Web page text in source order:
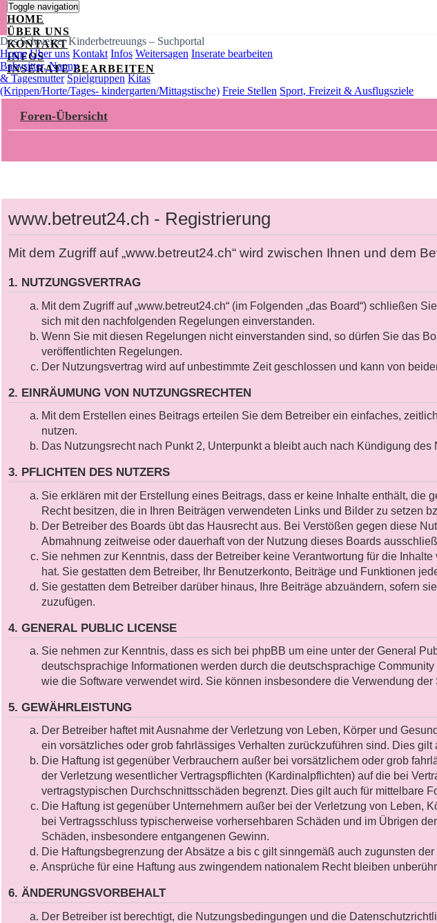
Toggle navigation
HOME
ÜBER UNS
KONTAKT
INFOS
INSERATE BEARBEITEN
Das Schweizer Kinderbetreuungs – Suchportal
Home Über uns Kontakt Infos Weitersagen Inserate bearbeiten
Babysitter, Nanny
& Tagesmutter Spielgruppen Kitas
(Krippen/Horte/Tages- kindergarten/Mittagstische) Freie Stellen Sport, Freizeit & Ausflugsziele
Foren-Übersicht
www.betreut24.ch - Registrierung
Mit dem Zugriff auf „www.betreut24.ch“ wird zwischen Ihnen und dem
1. NUTZUNGSVERTRAG
Mit dem Zugriff auf „www.betreut24.ch“ (im Folgenden „das Board“) schließen
sich mit den nachfolgenden Regelungen einverstanden.
Wenn Sie mit diesen Regelungen nicht einverstanden sind, so dürfen Sie das
veröffentlichten Regelungen.
Der Nutzungsvertrag wird auf unbestimmte Zeit geschlossen und kann von
2. EINRÄUMUNG VON NUTZUNGSRECHTEN
Mit dem Erstellen eines Beitrags erteilen Sie dem Betreiber ein einfaches,
nutzen.
Das Nutzungsrecht nach Punkt 2, Unterpunkt a bleibt auch nach Kündigung des
3. PFLICHTEN DES NUTZERS
Sie erklären mit der Erstellung eines Beitrags, dass er keine Inhalte enthält,
Recht besitzen, die in Ihren Beiträgen verwendeten Links und Bilder zu setzen
Der Betreiber des Boards übt das Hausrecht aus. Bei Verstößen gegen diese
Abmahnung zeitweise oder dauerhaft von der Nutzung dieses Boards
Sie nehmen zur Kenntnis, dass der Betreiber keine Verantwortung für die
hat. Sie gestatten dem Betreiber, Ihr Benutzerkonto, Beiträge und Funktionen
Sie gestatten dem Betreiber darüber hinaus, Ihre Beiträge abzuändern, sofern
zuzufügen.
4. GENERAL PUBLIC LICENSE
Sie nehmen zur Kenntnis, dass es sich bei phpBB um eine unter der General
deutschsprachige Informationen werden durch die deutschsprachige
wie die Software verwendet wird. Sie können insbesondere die Verwendung
5. GEWÄHRLEISTUNG
Der Betreiber haftet mit Ausnahme der Verletzung von Leben, Körper und
ein vorsätzliches oder grob fahrlässiges Verhalten zurückzuführen sind. Dies
Die Haftung ist gegenüber Verbrauchern außer bei vorsätzlichem oder grob
der Verletzung wesentlicher Vertragspflichten (Kardinalpflichten) auf die bei
vertragstypischen Durchschnittsschäden begrenzt. Dies gilt auch für mittelbare
Die Haftung ist gegenüber Unternehmern außer bei der Verletzung von Leben,
bei Vertragsschluss typischerweise vorhersehbaren Schäden und im Übrigen
Schäden, insbesondere entgangenen Gewinn.
Die Haftungsbegrenzung der Absätze a bis c gilt sinngemäß auch zugunsten
Ansprüche für eine Haftung aus zwingendem nationalem Recht bleiben
6. ÄNDERUNGSVORBEHALT
Der Betreiber ist berechtigt, die Nutzungsbedingungen und die